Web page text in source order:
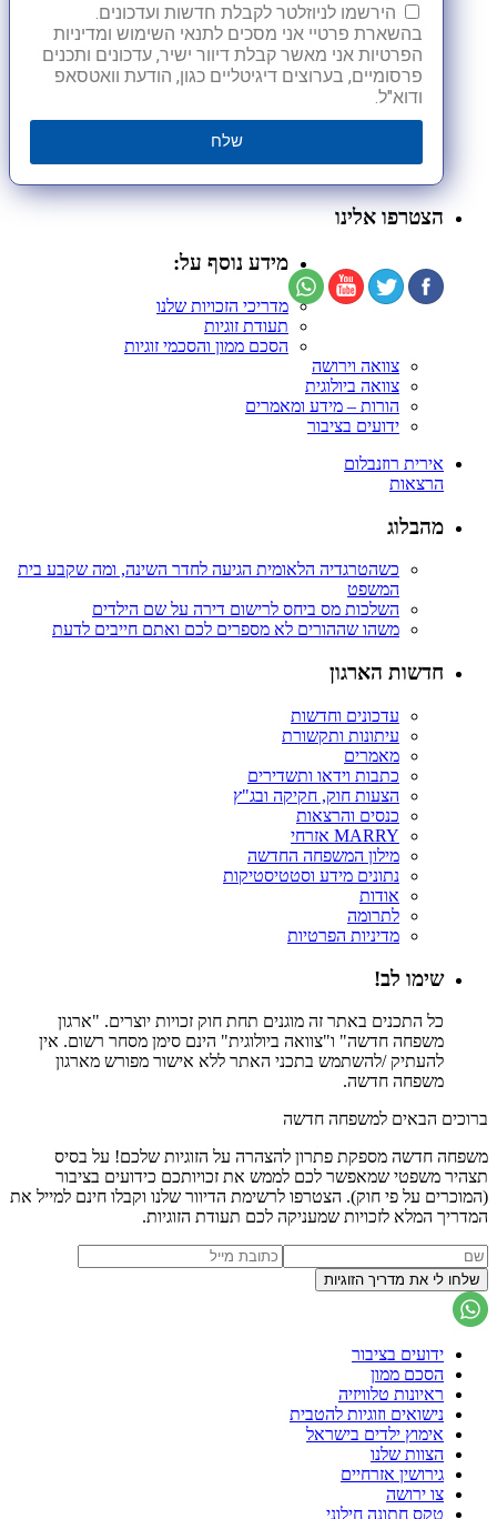
הירשמו לניוזלטר לקבלת חדשות ועדכונים.
בהשארת פרטיי אני מסכים לתנאי השימוש ומדיניות
הפרטיות אני מאשר קבלת דיוור ישיר, עדכונים ותכנים
פרסומיים, בערוצים דיגיטליים כגון, הודעת וואטסאפ
ודוא"ל.
שלח
הצטרפו אלינו
מידע נוסף על:
מדריכי הזכויות שלנו
תעודת זוגיות
הסכם ממון והסכמי זוגיות
צוואה וירושה
צוואה ביולוגית
הורות – מידע ומאמרים
ידועים בציבור
אירית רוזנבלום
הרצאות
מהבלוג
כשהטרגדיה הלאומית הגיעה לחדר השינה, ומה שקבע בית
המשפט
השלכות מס ביחס לרישום דירה על שם הילדים
משהו שההורים לא מספרים לכם ואתם חייבים לדעת
חדשות הארגון
עדכונים וחדשות
עיתונות ותקשורת
מאמרים
כתבות וידאו ותשדירים
הצעות חוק, חקיקה ובג"ץ
כנסים והרצאות
MARRY אזרחי
מילון המשפחה החדשה
נתונים מידע וסטטיסטיקות
אודות
לתרומה
מדיניות הפרטיות
שימו לב!
כל התכנים באתר זה מוגנים תחת חוק זכויות יוצרים. "ארגון
משפחה חדשה" ו"צוואה ביולוגית" הינם סימן מסחר רשום. אין
להעתיק /להשתמש בתכני האתר ללא אישור מפורש מארגון
משפחה חדשה.
ברוכים הבאים למשפחה חדשה
משפחה חדשה מספקת פתרון להצהרה על הזוגיות שלכם! על בסיס
תצהיר משפטי שמאפשר לכם לממש את זכויותכם כידועים בציבור
(המוכרים על פי חוק). הצטרפו לרשימת הדיוור שלנו וקבלו חינם למייל את
המדריך המלא לזכויות שמעניקה לכם תעודת הזוגיות.
ידועים בציבור
הסכם ממון
ראיונות טלוויזיה
נישואים וזוגיות להטבית
אימוץ ילדים בישראל
הצוות שלנו
גירושין אזרחיים
צו ירושה
טקס חתונה חילוני